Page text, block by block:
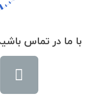
با ما در تماس